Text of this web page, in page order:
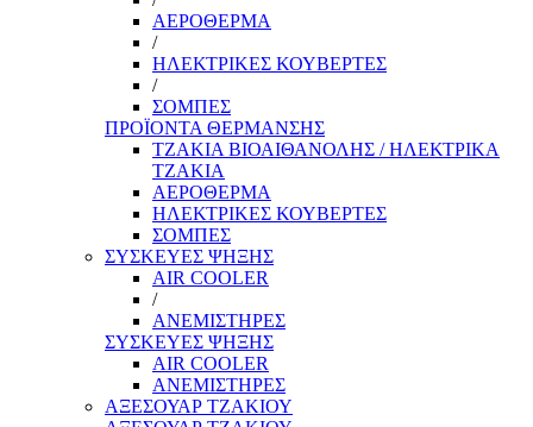
ΑΕΡΟΘΕΡΜΑ
/
ΗΛΕΚΤΡΙΚΕΣ ΚΟΥΒΕΡΤΕΣ
/
ΣΟΜΠΕΣ
ΠΡΟΪΟΝΤΑ ΘΕΡΜΑΝΣΗΣ
ΤΖΑΚΙΑ ΒΙΟΑΙΘΑΝΟΛΗΣ / ΗΛΕΚΤΡΙΚΑ
ΤΖΑΚΙΑ
ΑΕΡΟΘΕΡΜΑ
ΗΛΕΚΤΡΙΚΕΣ ΚΟΥΒΕΡΤΕΣ
ΣΟΜΠΕΣ
ΣΥΣΚΕΥΕΣ ΨΗΞΗΣ
AIR COOLER
/
ΑΝΕΜΙΣΤΗΡΕΣ
ΣΥΣΚΕΥΕΣ ΨΗΞΗΣ
AIR COOLER
ΑΝΕΜΙΣΤΗΡΕΣ
ΑΞΕΣΟΥΑΡ ΤΖΑΚΙΟΥ